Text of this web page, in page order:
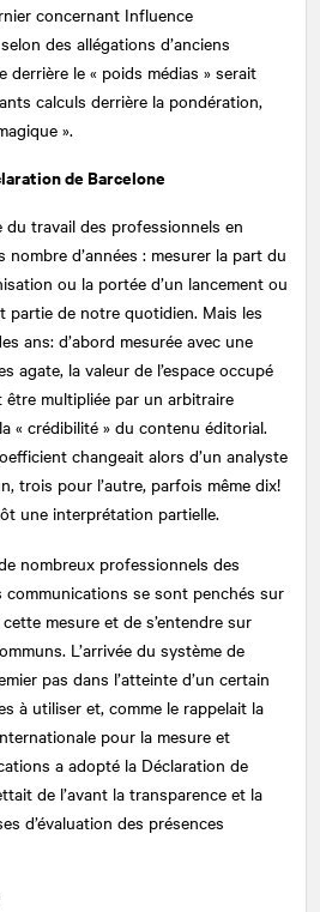
concernant Influence
des allégations d’anciens
derrière le « poids médias » serait
calculs derrière la pondération,
».
de Barcelone
du travail des professionnels en
d’années : mesurer la part du
ou la portée d’un lancement ou
partie de notre quotidien. Mais les
ans: d’abord mesurée avec une
agate, la valeur de l’espace occupé
multipliée par un arbitraire
« crédibilité » du contenu éditorial.
changeait alors d’un analyste
trois pour l’autre, parfois même dix!
une interprétation partielle.
nombreux professionnels des
se sont penchés sur
mesure et de s’entendre sur
L’arrivée du système de
pas dans l’atteinte d’un certain
à utiliser et, comme le rappelait la
pour la mesure et
a adopté la Déclaration de
de l’avant la transparence et la
d’évaluation des présences